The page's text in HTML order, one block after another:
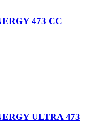
473 CC
ULTRA 473